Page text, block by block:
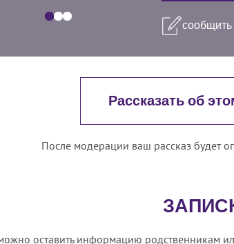
Рассказать об
После модерации ваш рассказ будет
оставить информацию родственникам